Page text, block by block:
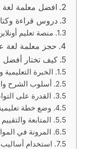
افضل معلمة لغة
دروس قراءة
منصة تعليم
حجز معلمة لغة
كيف تختار أفضل
الخبرة
أسلوب الشرح
القدرة على
وضع خطة
المتابعة
المرونة في
استخدام أساليب